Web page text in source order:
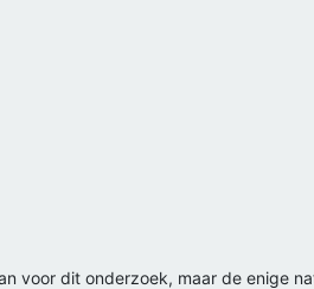
voor dit onderzoek, maar de enige